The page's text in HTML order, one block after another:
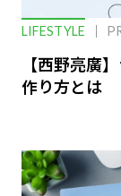
LIFESTYLE
【西野亮廣
作り方とは